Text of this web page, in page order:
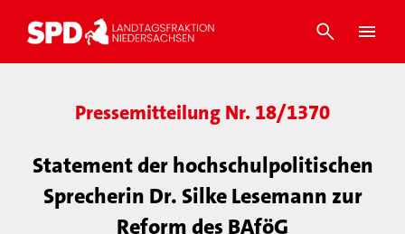
Pressemitteilung Nr. 18/1370
Statement der hochschulpolitischen
Sprecherin Dr. Silke Lesemann zur
Reform des BAföG